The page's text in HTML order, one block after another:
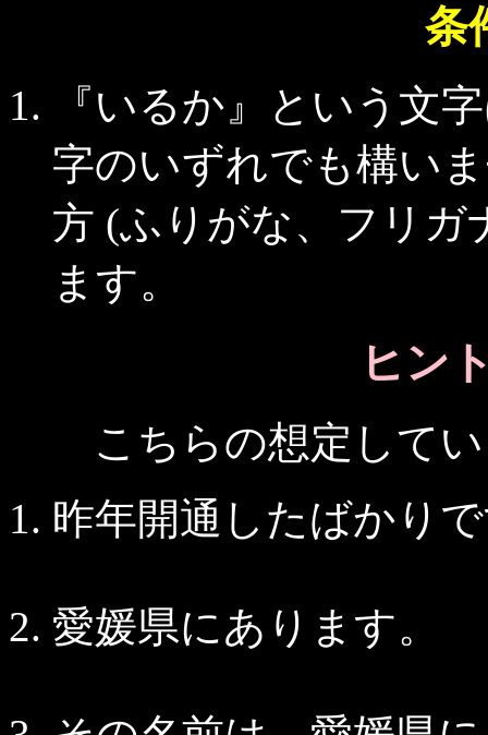
条
『いるか』という文
字のいずれでも構い
方 (ふりがな、フリガ
ます。
ヒン
こちらの想定してい
昨年開通したばかり
愛媛県にあります。